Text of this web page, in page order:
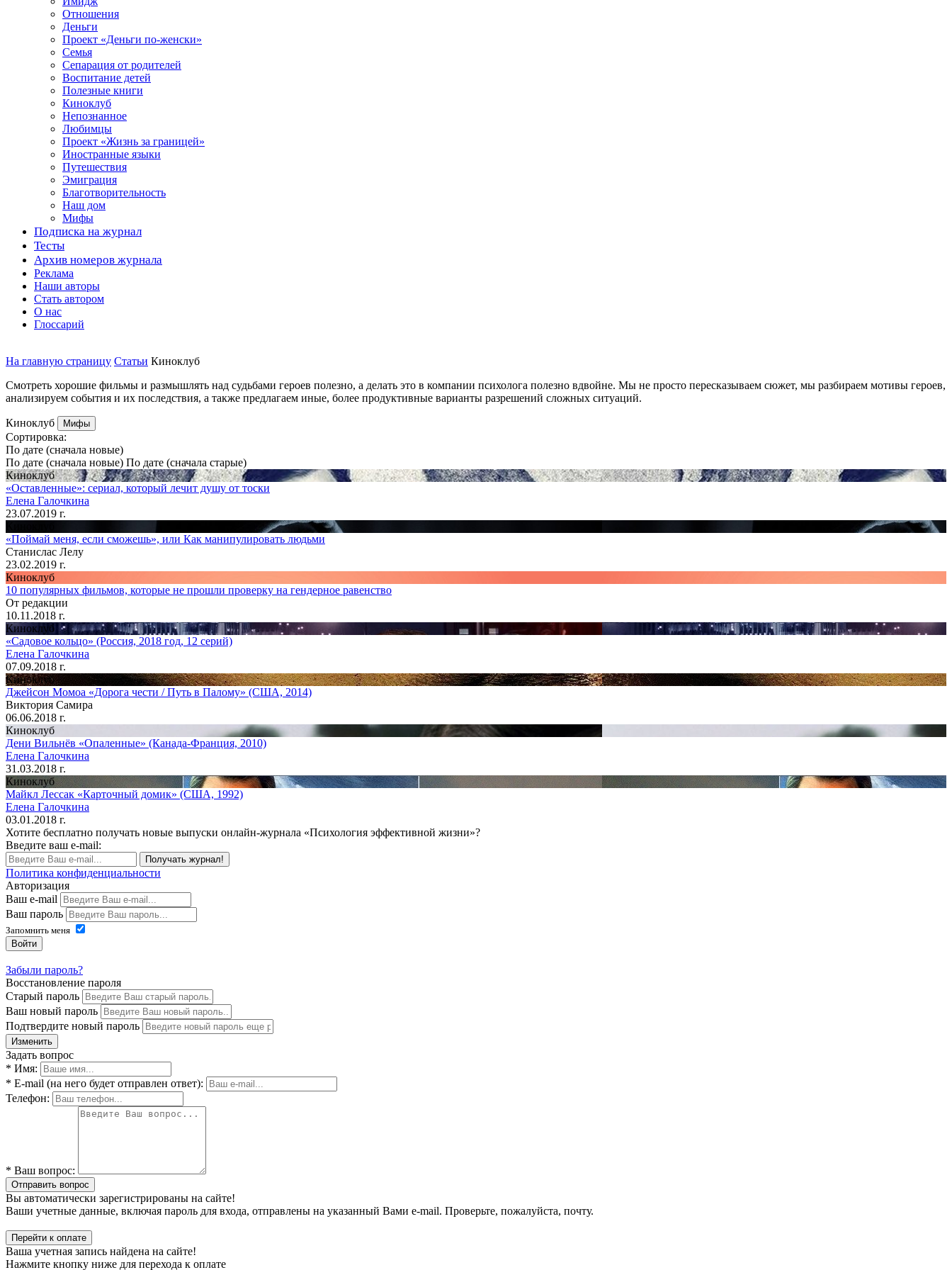
Отношения
Деньги
Проект «Деньги по-женски»
Семья
Сепарация от родителей
Воспитание детей
Полезные книги
Киноклуб
Непознанное
Любимцы
Проект «Жизнь за границей»
Иностранные языки
Путешествия
Эмиграция
Благотворительность
Наш дом
Мифы
Подписка на журнал
Тесты
Архив номеров журнала
Реклама
Наши авторы
Стать автором
О нас
Глоссарий
На главную страницу Статьи Киноклуб
Смотреть хорошие фильмы и размышлять над судьбами героев полезно, а делать это в компании психолога полезно вдвойне. Мы не просто пересказываем сюжет, мы разбираем мотивы героев,
анализируем события и их последствия, а также предлагаем иные, более продуктивные варианты разрешений сложных ситуаций.
Киноклуб Мифы
Cортировка:
По дате (сначала новые)
По дате (сначала новые) По дате (сначала старые)
Киноклуб
«Оставленные»: сериал, который лечит душу от тоски
Елена Галочкина
23.07.2019 г.
«Поймай меня, если сможешь», или Как манипулировать людьми
Станислас Лелу
23.02.2019 г.
Киноклуб
10 популярных фильмов, которые не прошли проверку на гендерное равенство
От редакции
10.11.2018 г.
Киноклуб
«Садовое кольцо» (Россия, 2018 год, 12 серий)
Елена Галочкина
07.09.2018 г.
Киноклуб
Джейсон Момоа «Дорога чести / Путь в Палому» (США, 2014)
Виктория Самира
06.06.2018 г.
Киноклуб
Дени Вильнёв «Опаленные» (Канада-Франция, 2010)
Елена Галочкина
31.03.2018 г.
Киноклуб
Майкл Лессак «Карточный домик» (США, 1992)
Елена Галочкина
03.01.2018 г.
Хотите бесплатно получать новые выпуски онлайн-журнала «Психология эффективной жизни»?
Введите ваш e-mail:
Получать журнал!
Политика конфиденциальности
Авторизация
Ваш e-mail
Ваш пароль
Запомнить меня
Войти
Забыли пароль?
Восстановление пароля
Старый пароль
Ваш новый пароль
Подтвердите новый пароль
Изменить
Задать вопрос
* Имя:
* E-mail (на него будет отправлен ответ):
Телефон:
* Ваш вопрос:
Отправить вопрос
Вы автоматически зарегистрированы на сайте!
Ваши учетные данные, включая пароль для входа, отправлены на указанный Вами e-mail. Проверьте, пожалуйста, почту.
Перейти к оплате
Ваша учетная запись найдена на сайте!
Нажмите кнопку ниже для перехода к оплате